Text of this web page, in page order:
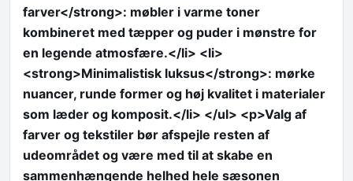
farver</strong>: møbler i varme toner
kombineret med tæpper og puder i mønstre for
en legende atmosfære.</li> <li>
<strong>Minimalistisk luksus</strong>: mørke
nuancer, runde former og høj kvalitet i materialer
som læder og komposit.</li> </ul> <p>Valg af
farver og tekstiler bør afspejle resten af
udeområdet og være med til at skabe en
sammenhængende helhed hele sæsonen